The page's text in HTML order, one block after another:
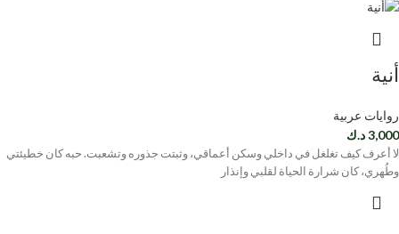
أنية
روايات عربية
3,000د.ك
لا أعرف كيف تغلغل في داخلي وسكن أعماقي، وثبتت جذوره وتشعبت. حبه كان خطيئتي
وطُهري، كان شرارة الحياة لقلبي وإنذار